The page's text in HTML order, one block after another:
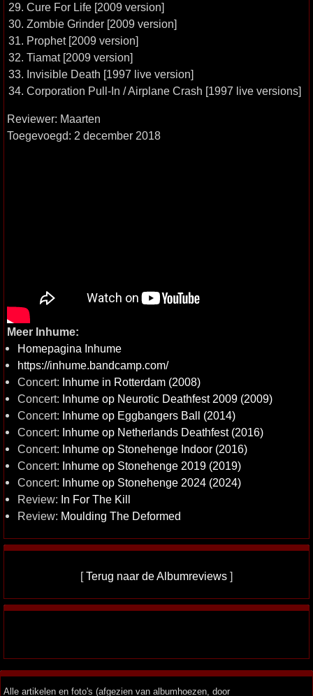
29. Cure For Life [2009 version]
30. Zombie Grinder [2009 version]
31. Prophet [2009 version]
32. Tiamat [2009 version]
33. Invisible Death [1997 live version]
34. Corporation Pull-In / Airplane Crash [1997 live versions]
Reviewer: Maarten
Toegevoegd: 2 december 2018
Meer Inhume:
Homepagina Inhume
https://inhume.bandcamp.com/
Concert: Inhume in Rotterdam (2008)
Concert: Inhume op Neurotic Deathfest 2009 (2009)
Concert: Inhume op Eggbangers Ball (2014)
Concert: Inhume op Netherlands Deathfest (2016)
Concert: Inhume op Stonehenge Indoor (2016)
Concert: Inhume op Stonehenge 2019 (2019)
Concert: Inhume op Stonehenge 2024 (2024)
Review: In For The Kill
Review: Moulding The Deformed
[Terug naar de Albumreviews ]
Alle artikelen en foto's (afgezien van albumhoezen, door